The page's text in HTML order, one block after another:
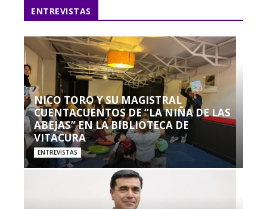
ENTREVISTAS
NICO TORO Y SU MAGISTRAL
CUENTACUENTOS DE “LA NIÑA DE LAS
ABEJAS” EN LA BIBLIOTECA DE
VITACURA
ENTREVISTAS